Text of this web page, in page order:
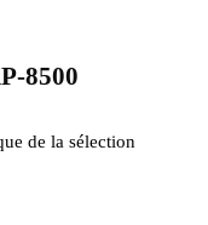
8500
de la sélection